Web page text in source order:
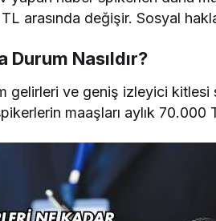
arasında değişir. Sosyal
Nasıldır?
gelirleri ve geniş izleyici kitlesi
maaşları aylık 70.000